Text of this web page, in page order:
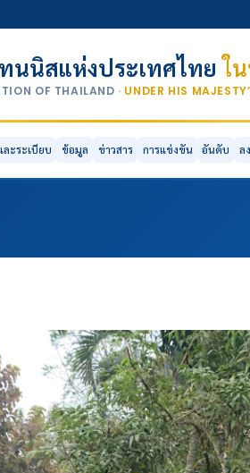
นนิสแห่งประเทศไทยใ
OF THAILAND · UNDER HIS
ะระเบียบ ข้อมูล ข่าวสาร การแข่งขัน อันดับ ล